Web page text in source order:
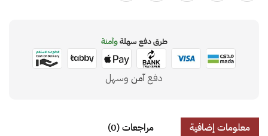
طرق دفع سهلةوآمنة
دفعآمن وسهل
معلومات إضافية مراجعات (0)